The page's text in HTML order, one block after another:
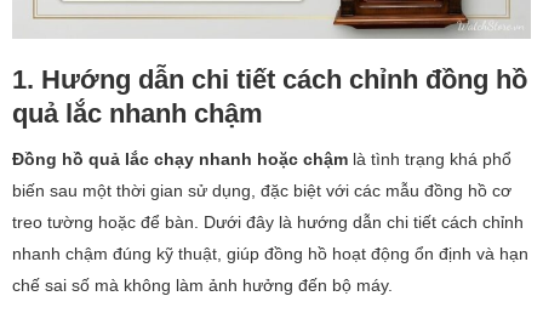
1. Hướng dẫn chi tiết cách chỉnh đồng hồ
quả lắc nhanh chậm
Đồng hồ quả lắc chạy nhanh hoặc chậm là tình trạng khá phổ
biến sau một thời gian sử dụng, đặc biệt với các mẫu đồng hồ cơ
treo tường hoặc để bàn. Dưới đây là hướng dẫn chi tiết cách chỉnh
nhanh chậm đúng kỹ thuật, giúp đồng hồ hoạt động ổn định và hạn
chế sai số mà không làm ảnh hưởng đến bộ máy.